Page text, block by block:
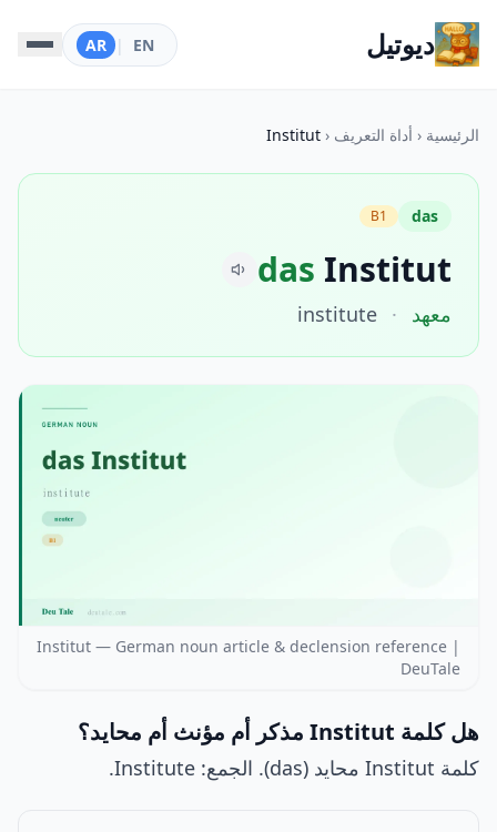
ديوتيل EN
|
AR
الرئيسية ‹ أداة التعريف ‹
Institut
das
B1
das Institut
معهد ·
institute
Institut — German noun article & declension reference |
DeuTale
هل كلمة Institut مذكر أم مؤنث أم محايد؟
كلمة Institut محايد (das). الجمع: Institute.